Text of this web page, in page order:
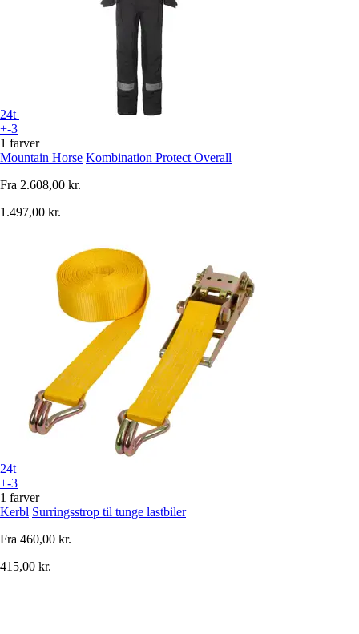
24t
+-3
1 farver
Mountain Horse Kombination Protect Overall
Fra 2.608,00 kr.
1.497,00 kr.
24t
+-3
1 farver
Kerbl Surringsstrop til tunge lastbiler
Fra 460,00 kr.
415,00 kr.